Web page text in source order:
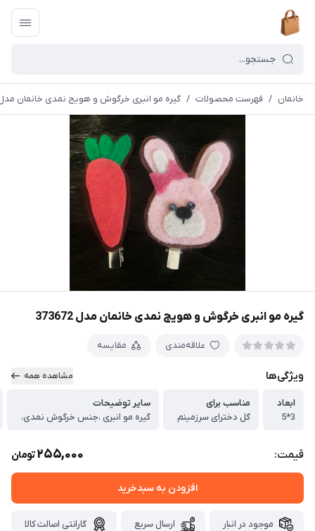
خانمان / فهرست محصولات / گیره مو انبری خرگوش و هویج نمدی خانمان مدل
گیره مو انبری خرگوش و هویج نمدی خانمان مدل 373672
علاقه‌مندی مقایسه
ویژگی‌ها مشاهده همه
ابعاد
3*5
مناسب برای
گل دخترای سرزمینم
سایر توضیحات
گیره مو انبری ،جنس خرگوش نمدی،
قیمت: 255,000تومان
افزودن به سبدخرید
موجود در انبار ارسال سریع گارانتی اصالت کالا